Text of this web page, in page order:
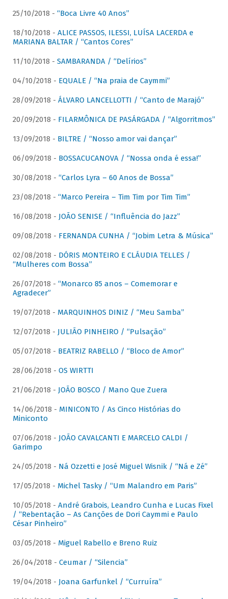
25/10/2018 - “Boca Livre 40 Anos”
18/10/2018 - ALICE PASSOS, ILESSI, LUÍSA LACERDA e
MARIANA BALTAR / “Cantos Cores”
11/10/2018 - SAMBARANDA / “Delírios”
04/10/2018 - EQUALE / “Na praia de Caymmi”
28/09/2018 - ÁLVARO LANCELLOTTI / “Canto de Marajó”
20/09/2018 - FILARMÔNICA DE PASÁRGADA / “Algorritmos”
13/09/2018 - BILTRE / “Nosso amor vai dançar”
06/09/2018 - BOSSACUCANOVA / “Nossa onda é essa!”
30/08/2018 - “Carlos Lyra – 60 Anos de Bossa”
23/08/2018 - “Marco Pereira – Tim Tim por Tim Tim”
16/08/2018 - JOÃO SENISE / “Influência do Jazz”
09/08/2018 - FERNANDA CUNHA / “Jobim Letra & Música”
02/08/2018 - DÓRIS MONTEIRO E CLÁUDIA TELLES /
“Mulheres com Bossa”
26/07/2018 - “Monarco 85 anos – Comemorar e
Agradecer”
19/07/2018 - MARQUINHOS DINIZ / “Meu Samba”
12/07/2018 - JULIÃO PINHEIRO / “Pulsação”
05/07/2018 - BEATRIZ RABELLO / “Bloco de Amor”
28/06/2018 - OS WIRTTI
21/06/2018 - JOÃO BOSCO / Mano Que Zuera
14/06/2018 - MINICONTO / As Cinco Histórias do
Miniconto
07/06/2018 - JOÃO CAVALCANTI E MARCELO CALDI /
Garimpo
24/05/2018 - Ná Ozzetti e José Miguel Wisnik / “Ná e Zé”
17/05/2018 - Michel Tasky / “Um Malandro em Paris”
10/05/2018 - André Grabois, Leandro Cunha e Lucas Fixel
/ “Rebentação – As Canções de Dori Caymmi e Paulo
César Pinheiro”
03/05/2018 - Miguel Rabello e Breno Ruiz
26/04/2018 - Ceumar / “Silencia”
19/04/2018 - Joana Garfunkel / “Curruíra”